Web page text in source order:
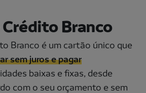
Branco
Branco é um cartão único que
sem juros e pagar
baixas e fixas, desde
com o seu orçamento e sem